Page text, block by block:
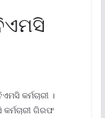
କର୍ମଚାରୀ ।
ଗିରଫ